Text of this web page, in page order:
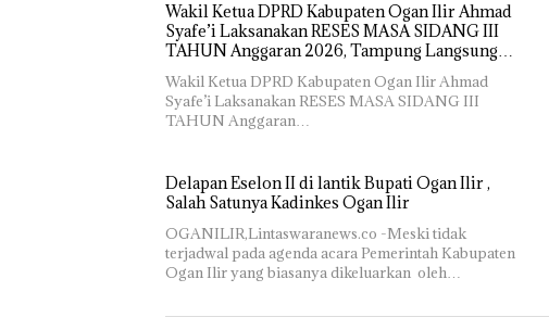
Wakil Ketua DPRD Kabupaten Ogan Ilir Ahmad
Syafe’i Laksanakan RESES MASA SIDANG III
TAHUN Anggaran 2026, Tampung Langsung
Aspirasi Masyarakat
Wakil Ketua DPRD Kabupaten Ogan Ilir Ahmad
Syafe’i Laksanakan RESES MASA SIDANG III
TAHUN Anggaran…
Delapan Eselon II di lantik Bupati Ogan Ilir ,
Salah Satunya Kadinkes Ogan Ilir
OGANILIR,Lintaswaranews.co -Meski tidak
terjadwal pada agenda acara Pemerintah Kabupaten
Ogan Ilir yang biasanya dikeluarkan oleh…